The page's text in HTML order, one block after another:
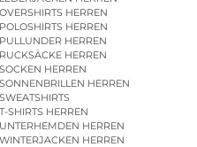
OVERSHIRTS HERREN
POLOSHIRTS HERREN
PULLUNDER HERREN
RUCKSÄCKE HERREN
SOCKEN HERREN
SONNENBRILLEN HERREN
SWEATSHIRTS
T-SHIRTS HERREN
UNTERHEMDEN HERREN
WINTERJACKEN HERREN